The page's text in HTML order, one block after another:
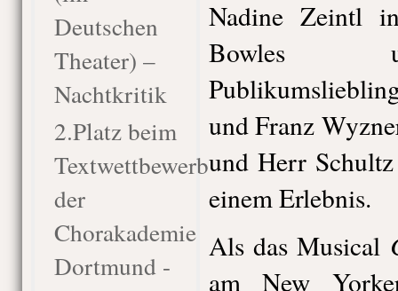
Deutschen
Theater) –
Nachtkritik
2.Platz beim
Textwettbewerb
der
Chorakademie
Dortmund -
Nadine Zeintl
Bowles
und Franz
und Herr
einem Erlebnis.
Als das Musical
am New